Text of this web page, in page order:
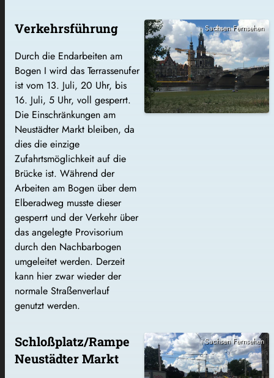
Verkehrsführung
Durch die Endarbeiten am
Bogen I wird das Terrassenufer
ist vom 13. Juli, 20 Uhr, bis
16. Juli, 5 Uhr, voll gesperrt.
Die Einschränkungen am
Neustädter Markt bleiben, da
dies die einzige
Zufahrtsmöglichkeit auf die
Brücke ist. Während der
Arbeiten am Bogen über dem
Elberadweg musste dieser
gesperrt und der Verkehr über
das angelegte Provisorium
durch den Nachbarbogen
umgeleitet werden. Derzeit
kann hier zwar wieder der
normale Straßenverlauf
genutzt werden.
Sachsen Fernsehen
Schloßplatz/Rampe
Neustädter Markt
Sachsen Fernsehen